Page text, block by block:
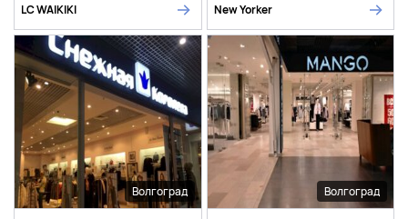
LC WAIKIKI New Yorker
Волгоград Волгоград